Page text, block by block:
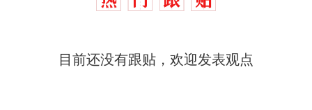
目前还没有跟贴，欢迎发表观点
新
那个在床头放菜刀的女孩，
号，仅凭视频评出？中国烹饪